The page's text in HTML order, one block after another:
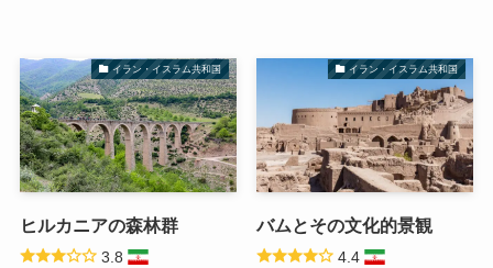
イラン・イスラム共和国
ヒルカニアの森林群
3.8
イラン・イスラム共和国
バムとその文化的景観
4.4